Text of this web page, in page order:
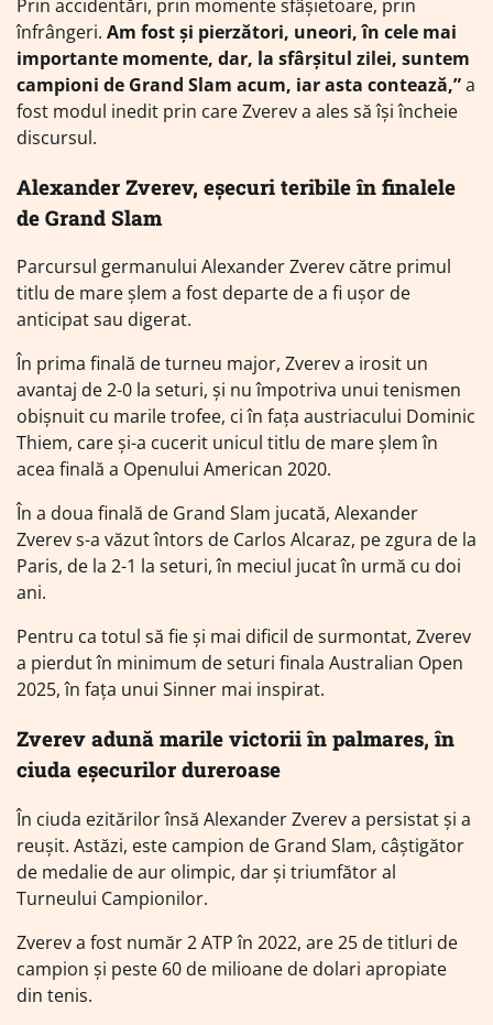
Prin accidentări, prin momente sfâșietoare, prin
înfrângeri. Am fost și pierzători, uneori, în cele mai
importante momente, dar, la sfârșitul zilei, suntem
campioni de Grand Slam acum, iar asta contează,”a
fost modul inedit prin care Zverev a ales să își încheie
discursul.
Alexander Zverev, eșecuri teribile în finalele
de Grand Slam
Parcursul germanului Alexander Zverev către primul
titlu de mare șlem a fost departe de a fi ușor de
anticipat sau digerat.
În prima finală de turneu major, Zverev a irosit un
avantaj de 2-0 la seturi, și nu împotriva unui tenismen
obișnuit cu marile trofee, ci în fața austriacului Dominic
Thiem, care și-a cucerit unicul titlu de mare șlem în
acea finală a Openului American 2020.
În a doua finală de Grand Slam jucată, Alexander
Zverev s-a văzut întors de Carlos Alcaraz, pe zgura de la
Paris, de la 2-1 la seturi, în meciul jucat în urmă cu doi
ani.
Pentru ca totul să fie și mai dificil de surmontat, Zverev
a pierdut în minimum de seturi finala Australian Open
2025, în fața unui Sinner mai inspirat.
Zverev adună marile victorii în palmares, în
ciuda eșecurilor dureroase
În ciuda ezitărilor însă Alexander Zverev a persistat și a
reușit. Astăzi, este campion de Grand Slam, câștigător
de medalie de aur olimpic, dar și triumfător al
Turneului Campionilor.
Zverev a fost număr 2 ATP în 2022, are 25 de titluri de
campion și peste 60 de milioane de dolari apropiate
din tenis.